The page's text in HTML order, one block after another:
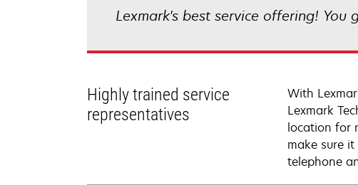
Lexmark's best service offering!
Highly trained service
representatives
With
Lexmark
location for
make sure
telephone